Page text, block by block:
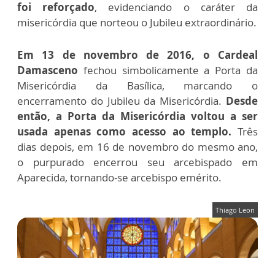
foi reforçado, evidenciando o caráter da
misericórdia que norteou o Jubileu extraordinário.
Em 13 de novembro de 2016, o Cardeal
Damasceno fechou simbolicamente a Porta da
Misericórdia da Basílica, marcando o
encerramento do Jubileu da Misericórdia. Desde
então, a Porta da Misericórdia voltou a ser
usada apenas como acesso ao templo. Três
dias depois, em 16 de novembro do mesmo ano,
o purpurado encerrou seu arcebispado em
Aparecida, tornando-se arcebispo emérito.
Thiago Leon